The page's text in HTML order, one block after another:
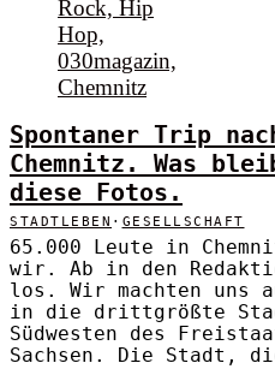
Spontaner Trip
Chemnitz. Was
diese Fotos.
STADTLEBEN · GESELLSCHAFT
65.000 Leute in
wir. Ab in den
los. Wir machten uns
in die drittgrößte
Südwesten des
Sachsen. Die Stadt,